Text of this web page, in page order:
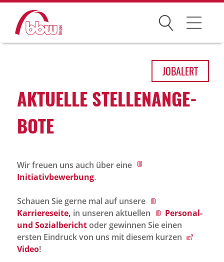
Suchen
Über uns
Historie
bbw als Arbeitgeber
Jobportal
Presse und Medien
JOBALERT
AKTU­ELLE STEL­LEN­AN­GE­
BOTE
Wir freuen uns auch über eine
Initiativbewerbung.
Schauen Sie gerne mal auf unsere
Karriereseite, in unseren aktuellen
Personal-
und Sozialberichtoder gewinnen Sie einen
ersten Eindruck von uns mit diesem kurzen
Video!